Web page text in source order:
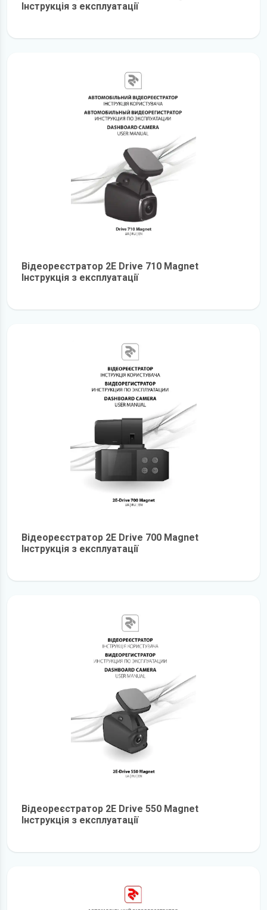
Інструкція з експлуатації
Відеореєстратор 2E Drive 710 Magnet
Інструкція з експлуатації
Відеореєстратор 2E Drive 700 Magnet
Інструкція з експлуатації
Відеореєстратор 2E Drive 550 Magnet
Інструкція з експлуатації